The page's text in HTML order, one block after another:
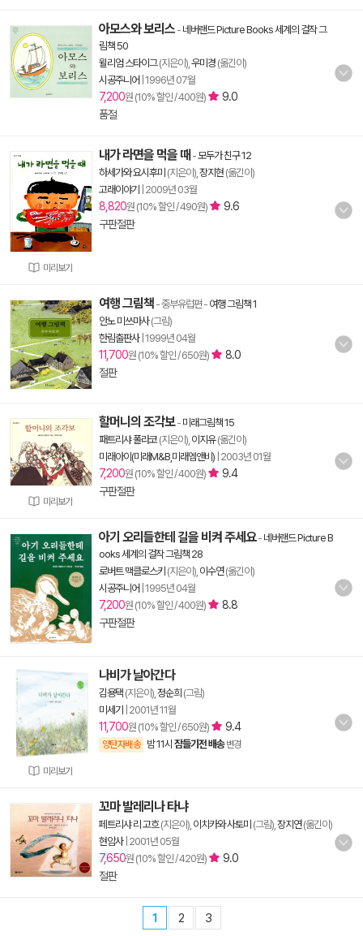
아모스와 보리스 - 네버랜드 Picture Books 세계의 걸작 그
림책 50
윌리엄 스타이그(지은이), 우미경 (옮긴이)
시공주니어 1996년 07월
7,200원 (10% 할인 / 400원)
9.0
품절
미리보기
내가 라면을 먹을 때 -모두가 친구 12
하세가와 요시후미 (지은이), 장지현 (옮긴이)
고래이야기
2009년 03월
8,820원 (10% 할인 / 490원)
9.6
구판절판
여행 그림책 - 중부유럽편 - 여행 그림책 1
안노 미쓰마사(그림)
한림출판사| 1999년 04월
11,700원 (10% 할인 / 650원)
8.0
절판
미리보기
할머니의 조각보- 미래그림책 15
패트리샤 폴라코(지은이), 이지유(옮긴이)
미래아이(미래M&B,미래엠앤비) 2003년 01월
7,200원 (10% 할인 / 400원)
9.4
구판절판
아기 오리들한테 길을 비켜 주세요- 네버랜드 Picture B
ooks 세계의 걸작 그림책 28
로버트 맥클로스키 (지은이), 이수연(옮긴이)
시공주니어 1995년 04월
7,200원 (10% 할인 / 400원)
8.8
구판절판
미리보기
나비가 날아간다
김용택 (지은이), 정순희 (그림)
미세기
2001년 11월
11,700원 (10% 할인 / 650원) 9.4
양탄자배송 밤 11시 잠들기전 배송 변경
꼬마 발레리나 타냐
페트리샤 리 고흐(지은이), 이치카와 사토미 (그림), 장지연(옮긴이)
현암사| 2001년 05월
7,650원 (10% 할인 / 420원)
9.0
절판
1 2 3